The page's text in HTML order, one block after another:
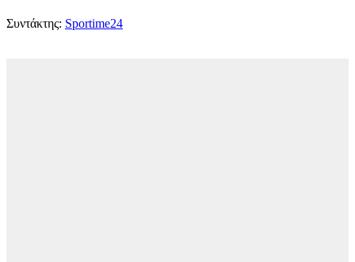
Συντάκτης: Sportime24